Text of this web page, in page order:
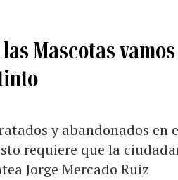
Mascotas
y abandonados en
requiere que la
Jorge Mercado Ruiz